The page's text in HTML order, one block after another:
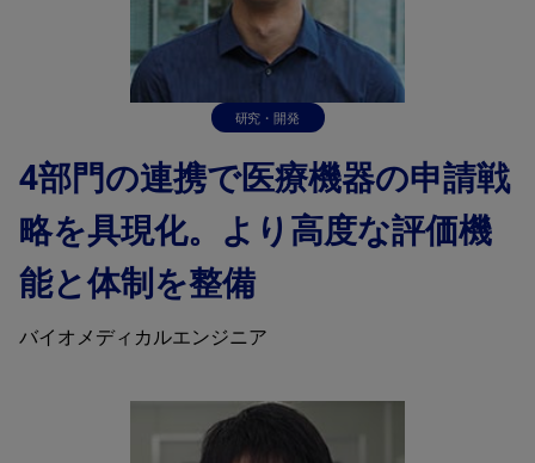
研究・開発
4部門の連携で医療機器の申請戦
略を具現化。より高度な評価機
能と体制を整備
バイオメディカルエンジニア